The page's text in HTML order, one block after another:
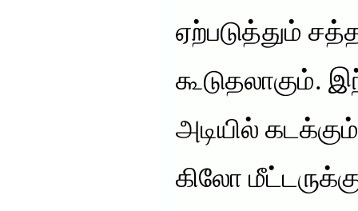
ஏற்படுத்தும்
கூடுதலாகும்.
அடியில்
கிலோ